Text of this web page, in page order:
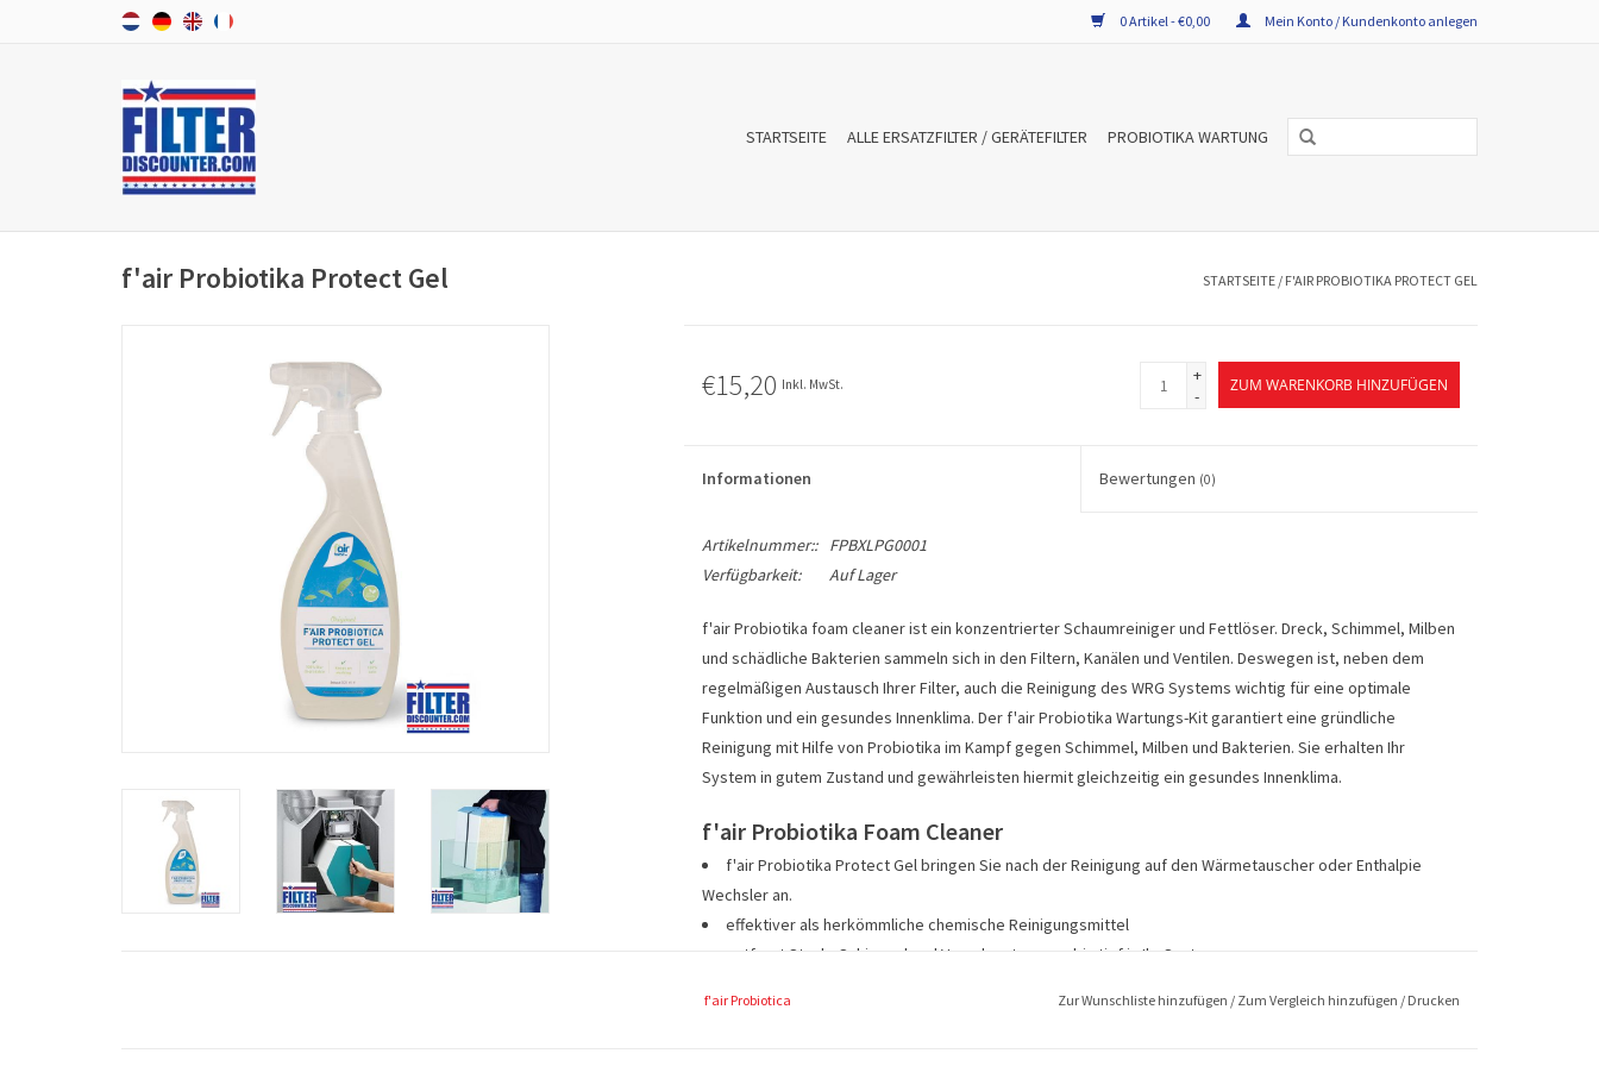
0 Artikel - €0,00 Mein Konto / Kundenkonto anlegen
STARTSEITE ALLE ERSATZFILTER / GERÄTEFILTER PROBIOTIKA WARTUNG
f'air Probiotika Protect Gel STARTSEITE / F'AIR PROBIOTIKA PROTECT GEL
€15,20 Inkl. MwSt.
+
-
ZUM WARENKORB HINZUFÜGEN
Informationen Bewertungen (0)
Artikelnummer::
FPBXLPG0001
Verfügbarkeit:
Auf Lager
f'air Probiotika foam cleaner ist ein konzentrierter Schaumreiniger und Fettlöser. Dreck, Schimmel, Milben
und schädliche Bakterien sammeln sich in den Filtern, Kanälen und Ventilen. Deswegen ist, neben dem
regelmäßigen Austausch Ihrer Filter, auch die Reinigung des WRG Systems wichtig für eine optimale
Funktion und ein gesundes Innenklima. Der f'air Probiotika Wartungs-Kit garantiert eine gründliche
Reinigung mit Hilfe von Probiotika im Kampf gegen Schimmel, Milben und Bakterien. Sie erhalten Ihr
System in gutem Zustand und gewährleisten hiermit gleichzeitig ein gesundes Innenklima.
f'air Probiotika Foam Cleaner
f'air Probiotika Protect Gel bringen Sie nach der Reinigung auf den Wärmetauscher oder Enthalpie
Wechsler an.
effektiver als herkömmliche chemische Reinigungsmittel
entfernt Staub, Schimmel und Verschmutzungen bis tief in Ihr System
f'air Probiotica Zur Wunschliste hinzufügen / Zum Vergleich hinzufügen / Drucken